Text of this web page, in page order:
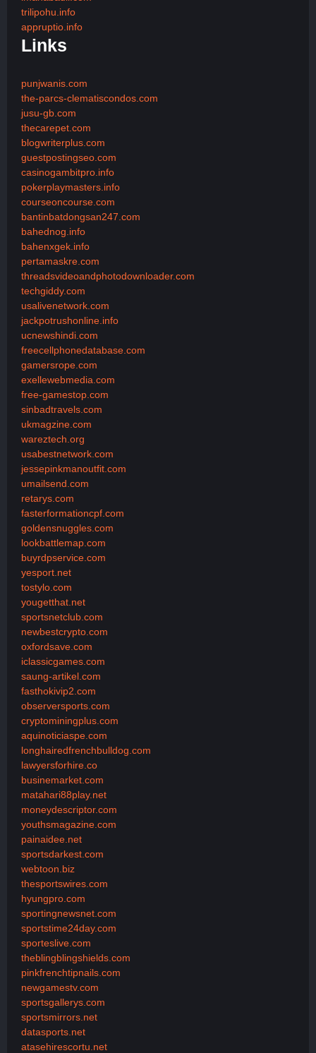
trilipohu.info
appruptio.info
Links
punjwanis.com
the-parcs-clematiscondos.com
jusu-gb.com
thecarepet.com
blogwriterplus.com
guestpostingseo.com
casinogambitpro.info
pokerplaymasters.info
courseoncourse.com
bantinbatdongsan247.com
bahednog.info
bahenxgek.info
pertamaskre.com
threadsvideoandphotodownloader.com
techgiddy.com
usalivenetwork.com
jackpotrushonline.info
ucnewshindi.com
freecellphonedatabase.com
gamersrope.com
exellewebmedia.com
free-gamestop.com
sinbadtravels.com
ukmagzine.com
wareztech.org
usabestnetwork.com
jessepinkmanoutfit.com
umailsend.com
retarys.com
fasterformationcpf.com
goldensnuggles.com
lookbattlemap.com
buyrdpservice.com
yesport.net
tostylo.com
yougetthat.net
sportsnetclub.com
newbestcrypto.com
oxfordsave.com
iclassicgames.com
saung-artikel.com
fasthokivip2.com
observersports.com
cryptominingplus.com
aquinoticiaspe.com
longhairedfrenchbulldog.com
lawyersforhire.co
businemarket.com
matahari88play.net
moneydescriptor.com
youthsmagazine.com
painaidee.net
sportsdarkest.com
webtoon.biz
thesportswires.com
hyungpro.com
sportingnewsnet.com
sportstime24day.com
sporteslive.com
theblingblingshields.com
pinkfrenchtipnails.com
newgamestv.com
sportsgallerys.com
sportsmirrors.net
datasports.net
atasehirescortu.net